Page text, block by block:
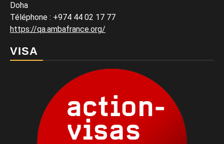
Doha
Téléphone : +974 44 02 17 77
https://qa.ambafrance.org/
VISA